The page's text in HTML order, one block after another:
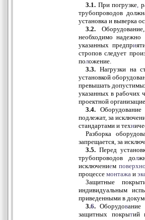
3.1. При погрузке
трубопроводов
установка и выверка
3.2.
необходимо надежно
указанных предпри
стропов следует
положение.
3.3. Нагрузки на
установкой
превышать
указанных в рабочих
проектной
3.4.
подлежат, за
стандартами и техн
Разборка
запрещается, за
3.5. Перед
трубопроводов дол
исключением
процессе монтажа и
Защитные
индивидуальным
приведенными в
3.6. Оборудование
защитных покрытий